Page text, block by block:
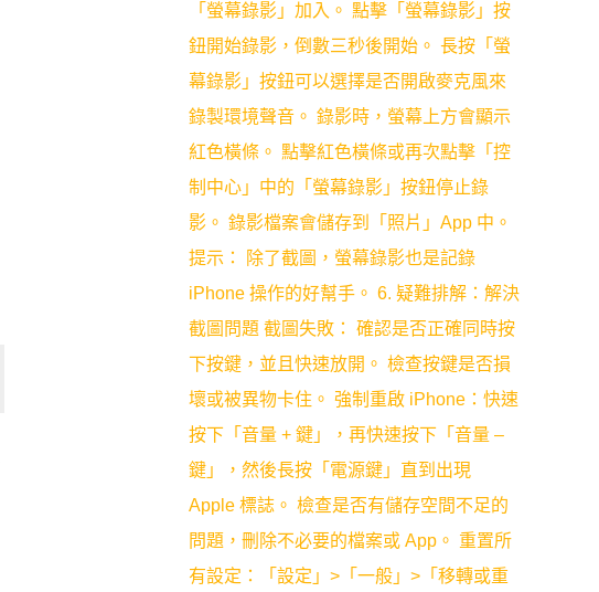
「螢幕錄影」加入。 點擊「螢幕錄影」按
鈕開始錄影，倒數三秒後開始。 長按「螢
幕錄影」按鈕可以選擇是否開啟麥克風來
錄製環境聲音。 錄影時，螢幕上方會顯示
紅色橫條。 點擊紅色橫條或再次點擊「控
制中心」中的「螢幕錄影」按鈕停止錄
影。 錄影檔案會儲存到「照片」App 中。
提示： 除了截圖，螢幕錄影也是記錄
iPhone 操作的好幫手。 6. 疑難排解：解決
截圖問題 截圖失敗： 確認是否正確同時按
下按鍵，並且快速放開。 檢查按鍵是否損
壞或被異物卡住。 強制重啟 iPhone：快速
按下「音量 + 鍵」，再快速按下「音量 –
鍵」，然後長按「電源鍵」直到出現
Apple 標誌。 檢查是否有儲存空間不足的
問題，刪除不必要的檔案或 App。 重置所
有設定：「設定」>「一般」>「移轉或重